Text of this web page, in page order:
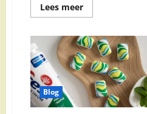
Lees meerLees
meer
Aanbieding:
Korting,
Beste
Deals
en
Voordeel
Pakketten
Blog